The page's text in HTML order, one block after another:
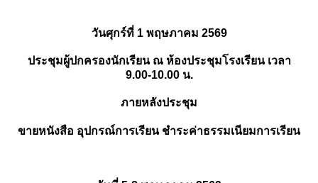
วันศุกร์ที่ 1 พฤษภาคม 2569
ประชุมผู้ปกครองนักเรียน ณ ห้องประชุมโรงเรียน เวลา
9.00-10.00 น.
ภายหลังประชุม
ขายหนังสือ อุปกรณ์การเรียน ชำระค่าธรรมเนียมการเรียน